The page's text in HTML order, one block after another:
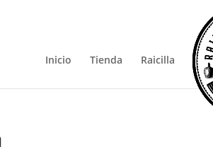
Inicio Tienda Raicilla